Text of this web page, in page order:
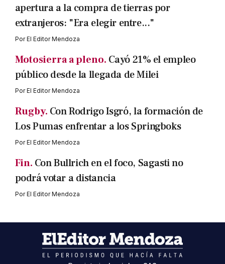
apertura a la compra de tierras por
extranjeros: "Era elegir entre..."
PorEl Editor Mendoza
Motosierra a pleno. Cayó 21% el empleo
público desde la llegada de Milei
PorEl Editor Mendoza
Rugby. Con Rodrigo Isgró, la formación de
Los Pumas enfrentar a los Springboks
PorEl Editor Mendoza
Fin. Con Bullrich en el foco, Sagasti no
podrá votar a distancia
PorEl Editor Mendoza